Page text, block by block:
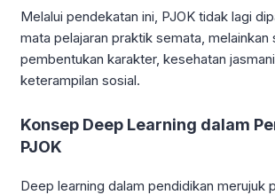
Melalui pendekatan ini, PJOK tidak lagi
mata pelajaran praktik semata, melainkan
pembentukan karakter, kesehatan
keterampilan sosial.
Konsep Deep Learning dalam
PJOK
Deep learning dalam pendidikan merujuk